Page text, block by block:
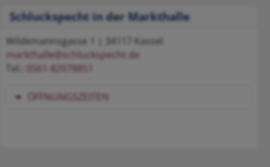
Schluckspecht in der Markthalle
Wildemannsgasse 1 | 34117 Kassel
markthalle@schluckspecht.de
Tel.:
0561-82078851
ÖFFNUNGSZEITEN